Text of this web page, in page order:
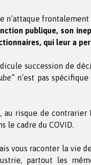
n’attaque
publique, son
qui leur a
succession de
n’est pas
au risque de
le cadre du COVID.
vous raconter la vie
partout les